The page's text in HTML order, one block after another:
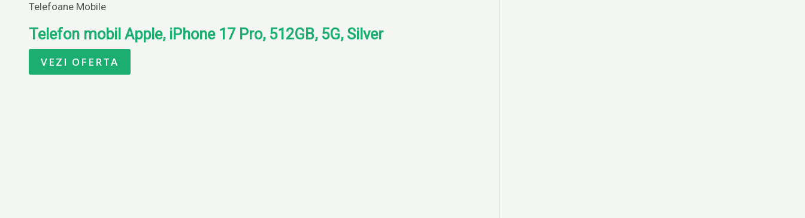
Telefoane Mobile
Telefon mobil Apple, iPhone 17 Pro, 512GB, 5G, Silver
VEZI OFERTA